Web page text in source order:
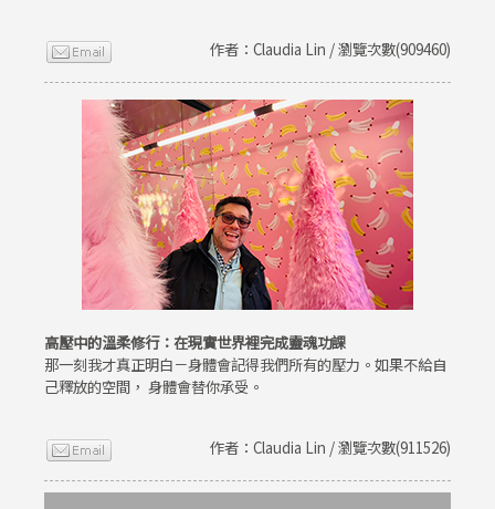
作者：Claudia Lin / 瀏覽次數(909460)
高壓中的溫柔修行：在現實世界裡完成靈魂功課
那一刻我才真正明白－身體會記得我們所有的壓力。如果不給自
己釋放的空間， 身體會替你承受。
作者：Claudia Lin / 瀏覽次數(911526)